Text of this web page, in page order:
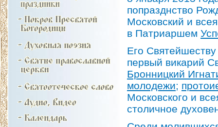
попразднство
Московский и
в Патриаршем
Его
первый викарий
Бронницкий
молодежи;
Московского и
столичное